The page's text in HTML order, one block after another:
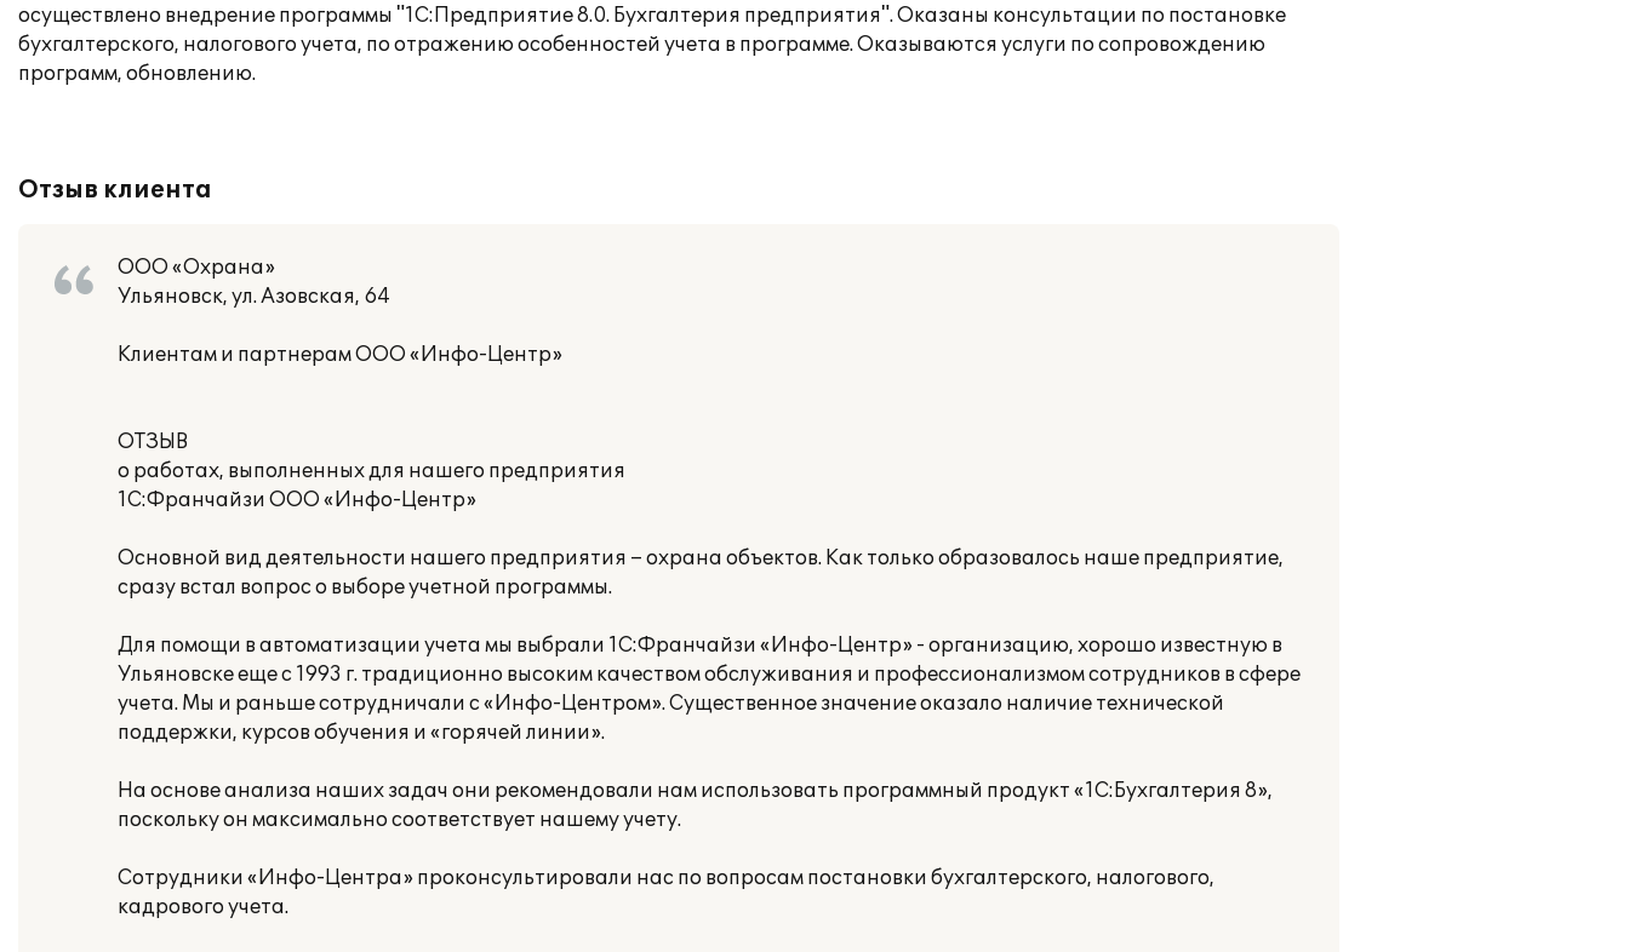
осуществлено внедрение программы "1С:Предприятие 8.0. Бухгалтерия предприятия". Оказаны консультации по постановке
бухгалтерского, налогового учета, по отражению особенностей учета в программе. Оказываются услуги по сопровождению
программ, обновлению.
Отзыв клиента
ООО «Охрана»
Ульяновск, ул. Азовская, 64
Клиентам и партнерам ООО «Инфо-Центр»
ОТЗЫВ
о работах, выполненных для нашего предприятия
1С:Франчайзи ООО «Инфо-Центр»
Основной вид деятельности нашего предприятия – охрана объектов. Как только образовалось наше предприятие,
сразу встал вопрос о выборе учетной программы.
Для помощи в автоматизации учета мы выбрали 1С:Франчайзи «Инфо-Центр» - организацию, хорошо известную в
Ульяновске еще с 1993 г. традиционно высоким качеством обслуживания и профессионализмом сотрудников в сфере
учета. Мы и раньше сотрудничали с «Инфо-Центром». Существенное значение оказало наличие технической
поддержки, курсов обучения и «горячей линии».
На основе анализа наших задач они рекомендовали нам использовать программный продукт «1С:Бухгалтерия 8»,
поскольку он максимально соответствует нашему учету.
Сотрудники «Инфо-Центра» проконсультировали нас по вопросам постановки бухгалтерского, налогового,
кадрового учета.